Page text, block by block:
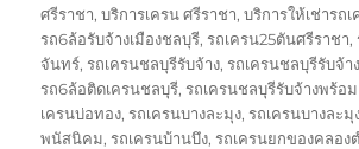
ศรีราชา,บริการเครน ศรีราชา,บริการให้เช่ารถ
รถ6ล้อรับจ้างเมืองชลบุรี,รถเครน25ตันศรีราชา,
จันทร์,รถเครนชลบุรีรับจ้าง,รถเครนชลบุรีรับจ้า
รถ6ล้อติดเครนชลบุรี,รถเครนชลบุรีรับจ้างพร้อ
เครนบ่อทอง,รถเครนบางละมุง,รถเครนบางละ
พนัสนิคม,รถเครนบ้านบึง,รถเครนยกของคลอง